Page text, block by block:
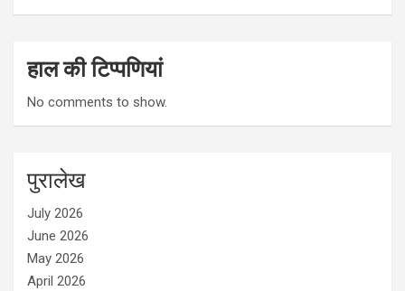
हाल की टिप्पणियां
No comments to show.
पुरालेख
July 2026
June 2026
May 2026
April 2026